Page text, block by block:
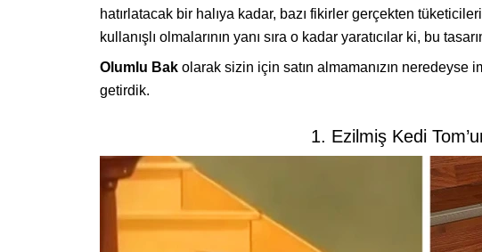
hatırlatacak bir halıya kadar, bazı fikirler gerçekten
kullanışlı olmalarının yanı sıra o kadar yaratıcılar ki, bu
Olumlu Bak olarak sizin için satın almamanızın neredeyse
getirdik.
1. Ezilmiş Kedi